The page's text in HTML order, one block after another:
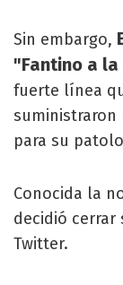
Sin embargo,
"Fantino a
fuerte línea
suministraron
para su
Conocida la
decidió cerrar
Twitter.